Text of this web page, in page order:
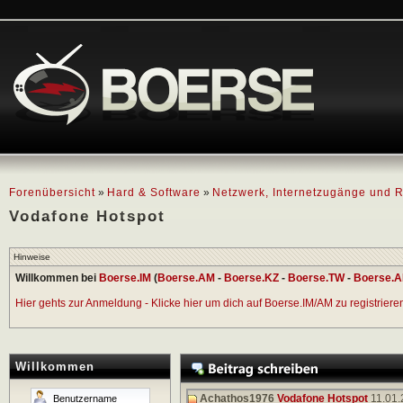
Forenübersicht » Hard & Software » Netzwerk, Internetzugänge und
Vodafone Hotspot
Hinweise
Willkommen bei Boerse.IM (Boerse.AM - Boerse.KZ - Boerse.TW-
Hier gehts zur Anmeldung - Klicke hier um dich auf Boerse.IM/AM zu
Willkommen
Achathos1976 Vodafone Hotspot